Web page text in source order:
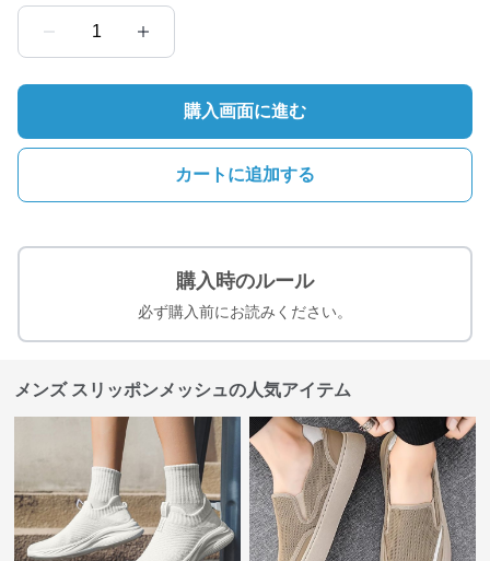
1
購入画面に進む
カートに追加する
購入時のルール
必ず購入前にお読みください。
メンズ スリッポンメッシュの人気アイテム